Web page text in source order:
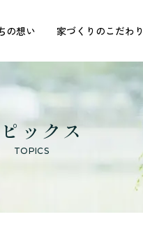
の想い 家づくりのこだわり
ックス
TOPICS